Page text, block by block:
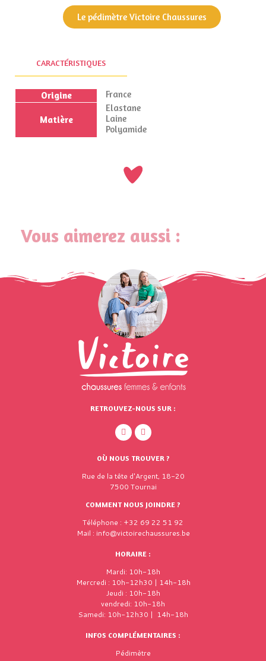
Le pédimètre Victoire Chaussures
CARACTÉRISTIQUES
Origine France
Matière
Elastane
Laine
Polyamide
Vous aimerez aussi :
RETROUVEZ-NOUS SUR :
OÙ NOUS TROUVER ?
Rue de la tête d'Argent, 18-20
7500 Tournai
COMMENT NOUS JOINDRE ?
Téléphone : +32 69 22 51 92
Mail : info@victoirechaussures.be
HORAIRE :
Mardi: 10h-18h
Mercredi : 10h-12h30 | 14h-18h
Jeudi : 10h-18h
vendredi: 10h-18h
Samedi: 10h-12h30 | 14h-18h
INFOS COMPLÉMENTAIRES :
Pédimètre